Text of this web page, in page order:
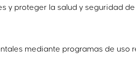
y proteger la salud y seguridad
mediante programas de